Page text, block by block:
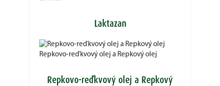
Laktazan
Repkovo-reďkvový olej a Repkový olej
Repkovo-reďkvový olej a Repkový